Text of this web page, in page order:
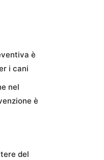
è
i cani
nel
è
del